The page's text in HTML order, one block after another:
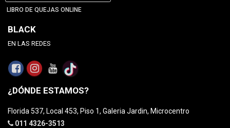
LIBRO DE QUEJAS ONLINE
BLACK
EN LAS REDES
¿DÓNDE ESTAMOS?
Florida 537, Local 453, Piso 1, Galeria Jardin, Microcentro
011 4326-3513